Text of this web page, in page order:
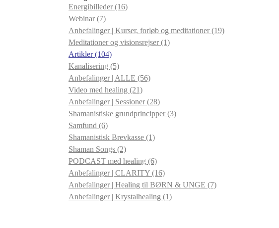
Energibilleder(16)
Webinar(7)
Anbefalinger | Kurser, forløb og meditationer(19)
Meditationer og visionsrejser(1)
Artikler(104)
Kanalisering (5)
Anbefalinger | ALLE (56)
Video med healing (21)
Anbefalinger | Sessioner(28)
Shamanistiske grundprincipper(3)
Samfund (6)
Shamanistisk Brevkasse (1)
Shaman Songs (2)
PODCAST med healing (6)
Anbefalinger | CLARITY (16)
Anbefalinger | Healing til BØRN & UNGE (7)
Anbefalinger | Krystalhealing (1)